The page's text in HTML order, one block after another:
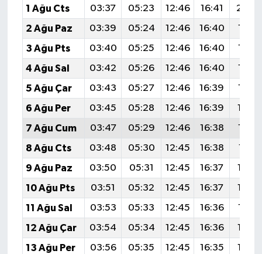
1 Ağu Cts
03:37 05:23 12:46 16:41
2 Ağu Paz
03:39 05:24 12:46 16:40
19:58
3 Ağu Pts
03:40 05:25 12:46 16:40
19:57
4 Ağu Sal
03:42 05:26 12:46 16:40
19:56
5 Ağu Çar
03:43 05:27 12:46 16:39
19:55
6 Ağu Per
03:45 05:28 12:46 16:39
7 Ağu Cum
03:47 05:29 12:46 16:38
19:53
8 Ağu Cts
03:48 05:30 12:45 16:38
19:51
9 Ağu Paz
03:50 05:31 12:45 16:37
10 Ağu Pts
03:51 05:32 12:45 16:37
11 Ağu Sal
03:53 05:33 12:45 16:36
19:47
12 Ağu Çar
03:54 05:34 12:45 16:36
13 Ağu Per
03:56 05:35 12:45 16:35